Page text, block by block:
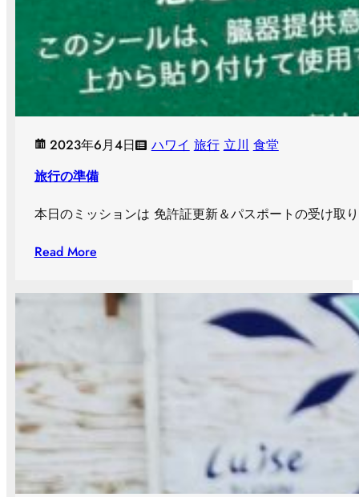
2023年6月4日 ハワイ 旅行 立川 食堂
旅行の準備
本日のミッションは 免許証更新＆パスポートの受け
Read More